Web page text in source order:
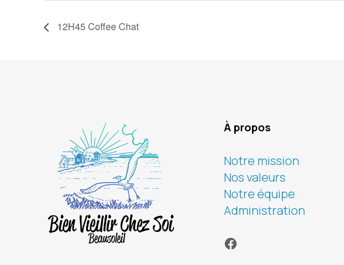
12H45 Coffee Chat
À propos
Notre mission
Nos valeurs
Notre équipe
Administration
Facebook